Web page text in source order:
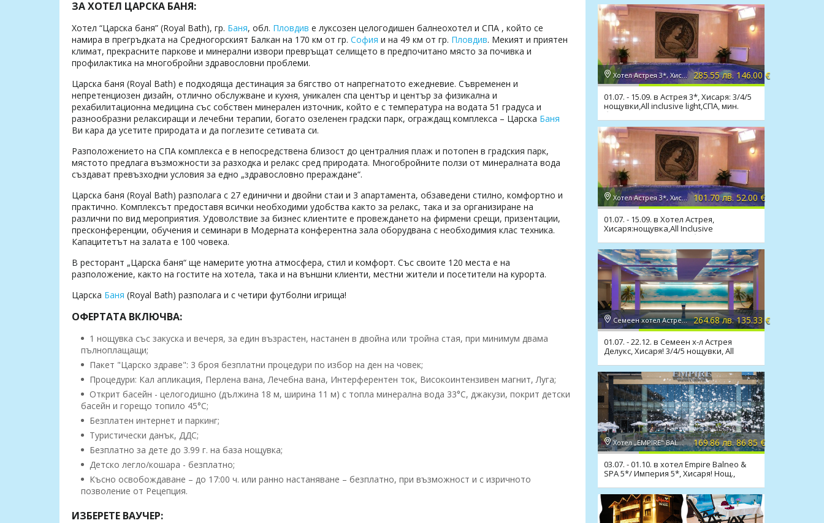
ЗА ХОТЕЛ ЦАРСКА БАНЯ:
Хотел “Царска баня” (Royal Bath), гр. Баня, обл. Пловдив е луксозен целогодишен балнеохотел и СПА , който се
намира в прегръдката на Средногорският Балкан на 170 км от гр. София и на 49 км от гр. Пловдив. Мекият и приятен
климат, прекрасните паркове и минерални извори превръщат селището в предпочитано място за почивка и
профилактика на многобройни здравословни проблеми.
Царска баня (Royal Bath) е подходяща дестинация за бягство от напрегнатото ежедневие. Съвременен и
непретенциозен дизайн, отлично обслужване и кухня, уникален спа център и център за физикална и
рехабилитационна медицина със собствен минерален източник, който е с температура на водата 51 градуса и
разнообразни релаксиращи и лечебни терапии, богато озеленен градски парк, ограждащ комплекса – Царска Баня
Ви кара да усетите природата и да поглезите сетивата си.
Разположението на СПА комплекса е в непосредствена близост до централния плаж и потопен в градския парк,
мястото предлага възможности за разходка и релакс сред природата. Многобройните ползи от минералната вода
създават превъзходни условия за едно „здравословно прераждане“.
Царска баня (Royal Bath) разполага с 27 единични и двойни стаи и 3 апартамента, обзаведени стилно, комфортно и
практично. Комплексът предоставя всички необходими удобства както за релакс, така и за организиране на
различни по вид мероприятия. Удоволствие за бизнес клиентите е провеждането на фирмени срещи, призентации,
пресконференции, обучения и семинари в Модерната конферентна зала оборудвана с необходимия клас техника.
Капацитетът на залата е 100 човека.
В ресторант „Царска баня“ ще намерите уютна атмосфера, стил и комфорт. Със своите 120 места е на
разположение, както на гостите на хотела, така и на външни клиенти, местни жители и посетители на курорта.
Царска Баня (Royal Bath) разполага и с четири футболни игрища!
ОФЕРТАТА ВКЛЮЧВА:
1 нощувка със закуска и вечеря, за един възрастен, настанен в двойна или тройна стая, при минимум двама
пълноплащащи;
Пакет "Царско здраве": 3 броя безплатни процедури по избор на ден на човек;
Процедури: Кал апликация, Перлена вана, Лечебна вана, Интерферентен ток, Високоинтензивен магнит, Луга;
Открит басейн - целогодишно (дължина 18 м, ширина 11 м) с топла минерална вода 33°C, джакузи, покрит детски
басейн и горещо топило 45°C;
Безплатен интернет и паркинг;
Туристически данък, ДДС;
Безплатно за дете до 3.99 г. на база нощувка;
Детско легло/кошара - безплатно;
Късно освобождаване – до 17:00 ч. или ранно настаняване – безплатно, при възможност и с изричното
позволение от Рецепция.
ИЗБЕРЕТЕ ВАУЧЕР:
Хотел Астрея 3*, Хисаря 285.55 лв. 146.00 €
01.07. - 15.09. в Астрея 3*, Хисаря: 3/4/5
нощувки,All inclusive light,СПА, мин.
басейн
Хотел Астрея 3*, Хисаря 101.70 лв. 52.00 €
01.07. - 15.09. в Хотел Астрея,
Хисаря:нощувка,All Inclusive
Light,релакс зона,мин. басейн
Семеен хотел Астрея Делукс 1*, Хисаря 264.68 лв. 135.33 €
01.07. - 22.12. в Семеен х-л Астрея
Делукс, Хисаря! 3/4/5 нощувки, All
Хотел „EMPIRE" BALNEO & SPA 5*, Хисаря 169.86 лв. 86.85 €
03.07. - 01.10. в хотел Empire Balneo &
SPA 5*/ Империя 5*, Хисаря! Нощ.,